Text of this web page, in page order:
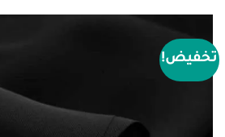
تخفيض!